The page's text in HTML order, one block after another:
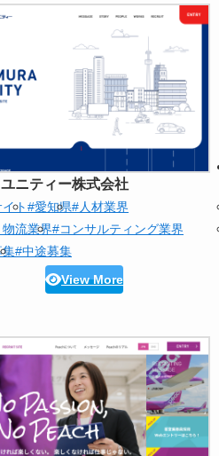
ニティー株式会社
ト#愛知県#人材業界
流業界#コンサルティング業界
集#中途募集
View More